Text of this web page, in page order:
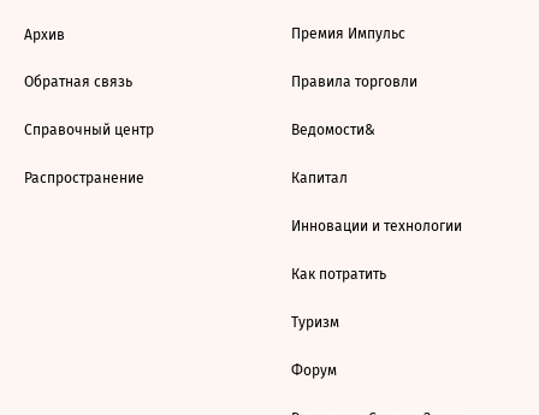
Архив
Обратная связь
Справочный центр
Распространение
Премия Импульс
Правила торговли
Ведомости&
Капитал
Инновации и технологии
Как потратить
Туризм
Форум